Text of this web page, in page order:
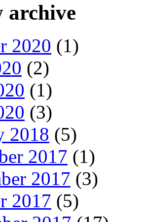
archive
2020 (1)
(2)
(1)
(3)
2018 (5)
2017 (1)
2017 (3)
2017 (5)